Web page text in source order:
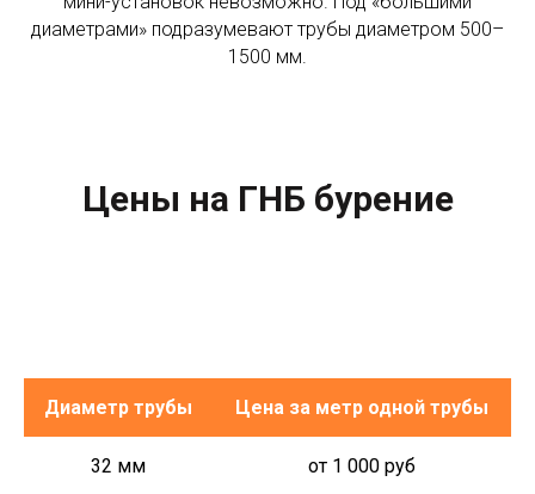
диаметрами» подразумевают трубы диаметром 500–
1500 мм.
Цены на ГНБ бурение
Диаметр трубы Цена за метр одной трубы
32 мм от 1 000 руб